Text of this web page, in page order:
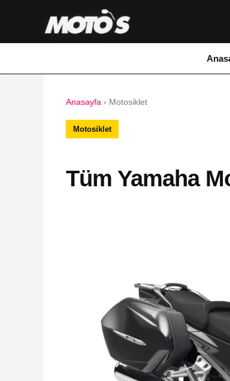
Anasayfa › Motosiklet
Motosiklet
Tüm Yamaha